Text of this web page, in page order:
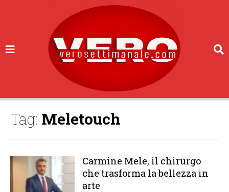
Tag: Meletouch
Carmine Mele, il chirurgo
che trasforma la bellezza in
arte